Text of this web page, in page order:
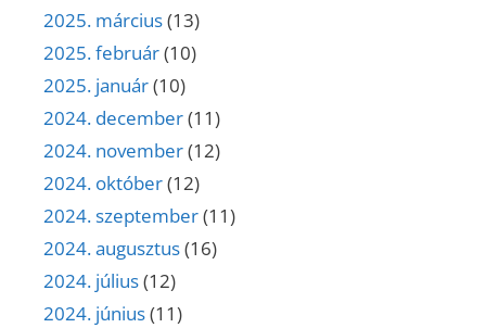
2025. március(13)
2025. február(10)
2025. január(10)
2024. december(11)
2024. november(12)
2024. október(12)
2024. szeptember(11)
2024. augusztus(16)
2024. július(12)
2024. június(11)